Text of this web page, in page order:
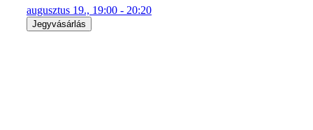
augusztus 19., 19:00 - 20:20
Jegyvásárlás